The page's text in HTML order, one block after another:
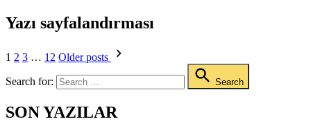
Yazı sayfalandırması
1 2 3 … 12 Older posts
Search for: Search
SON YAZILAR